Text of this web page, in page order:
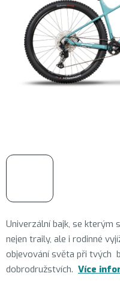
Univerzální bajk, se kterým
nejen traily, ale i rodinné
objevování světa při tvých
dobrodružstvích. Více